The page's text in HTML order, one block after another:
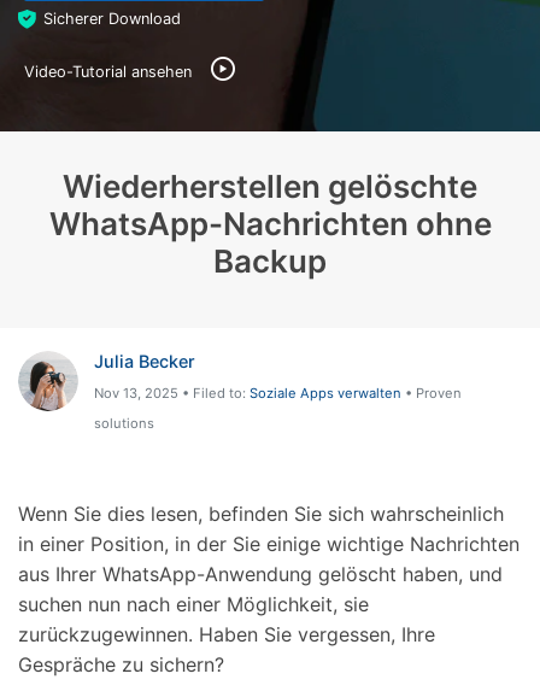
Sicherer Download
Video-Tutorial ansehen
Wiederherstellen gelöschte
WhatsApp-Nachrichten ohne
Backup
Julia Becker
Nov 13, 2025 • Filed to: Soziale Apps verwalten • Proven
solutions
Wenn Sie dies lesen, befinden Sie sich wahrscheinlich
in einer Position, in der Sie einige wichtige Nachrichten
aus Ihrer WhatsApp-Anwendung gelöscht haben, und
suchen nun nach einer Möglichkeit, sie
zurückzugewinnen. Haben Sie vergessen, Ihre
Gespräche zu sichern?